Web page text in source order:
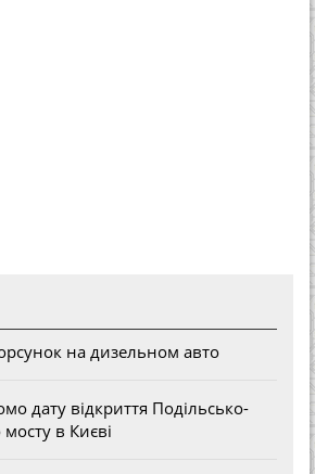
на дизельном авто
дату відкриття Подільсько-
в Києві